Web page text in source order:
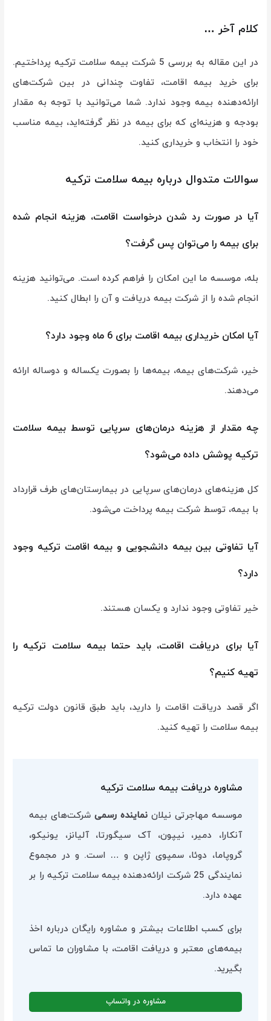
کلام آخر …
در این مقاله به بررسی 5 شرکت بیمه سلامت ترکیه پرداختیم.
برای خرید بیمه اقامت، تفاوت چندانی در بین شرکت‌های
ارائه‌دهنده بیمه وجود ندارد. شما می‌توانید با توجه به مقدار
بودجه و هزینه‌ای که برای بیمه در نظر گرفته‌اید، بیمه مناسب
خود را انتخاب و خریداری کنید.
سوالات متدوال درباره بیمه سلامت ترکیه
آیا در صورت رد شدن درخواست اقامت، هزینه انجام شده
برای بیمه را می‌توان پس گرفت؟
بله، موسسه ما این امکان را فراهم کرده است. می‌توانید هزینه
انجام شده را از شرکت بیمه دریافت و آن را ابطال کنید.
آیا امکان خریداری بیمه اقامت برای 6 ماه وجود دارد؟
خیر، شرکت‌های بیمه، بیمه‌ها را بصورت یکساله و دوساله ارائه
می‌دهند.
چه مقدار از هزینه درمان‌های سرپایی توسط بیمه سلامت
ترکیه پوشش داده می‌شود؟
کل هزینه‌های درمان‌های سرپایی در بیمارستان‌های طرف قرارداد
با بیمه، توسط شرکت بیمه پرداخت می‌شود.
آیا تفاوتی بین بیمه دانشجویی و بیمه اقامت ترکیه وجود
دارد؟
خیر تفاوتی وجود ندارد و یکسان هستند.
آیا برای دریافت اقامت، باید حتما بیمه سلامت ترکیه را
تهیه کنیم؟
اگر قصد دریاقت اقامت را دارید، باید طبق قانون دولت ترکیه
بیمه سلامت را تهیه کنید.
مشاوره دریافت بیمه سلامت ترکیه
موسسه مهاجرتی نیلان نماینده رسمیشرکت‌های بیمه
آنکارا، دمیر، نیپون، آک سیگورتا، آلیانز، یونیکو،
گروپاما، دوئا، سمپوی ژاپن و … است. و در مجموع
نمایندگی 25 شرکت ارائه‌دهنده بیمه سلامت ترکیه را بر
عهده دارد.
برای کسب اطلاعات بیشتر و مشاوره رایگان درباره اخذ
بیمه‌های معتبر و دریافت اقامت، با مشاوران ما تماس
بگیرید.
مشاوره در واتساپ